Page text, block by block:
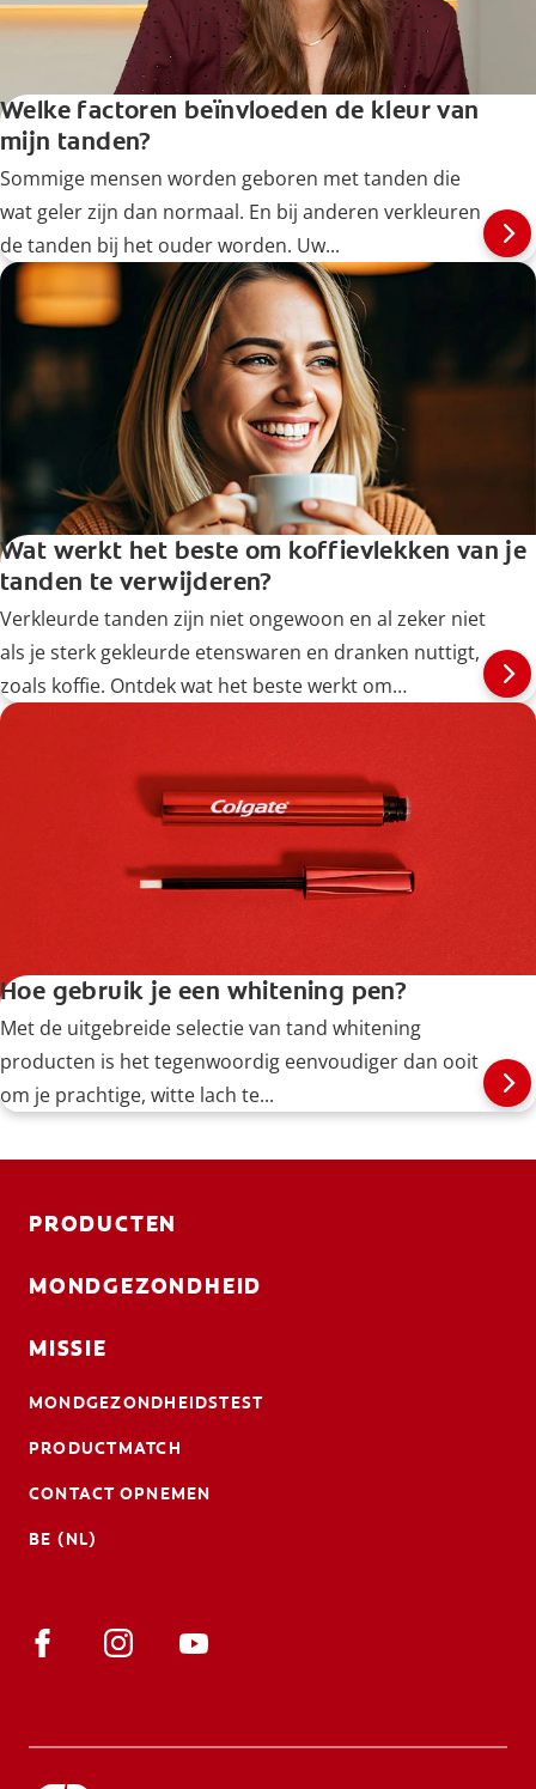
Welke factoren beïnvloeden de kleur van
mijn tanden?
Sommige mensen worden geboren met tanden die
wat geler zijn dan normaal. En bij anderen verkleuren
de tanden bij het ouder worden. Uw...
Wat werkt het beste om koffievlekken van je
tanden te verwijderen?
Verkleurde tanden zijn niet ongewoon en al zeker niet
als je sterk gekleurde etenswaren en dranken nuttigt,
zoals koffie. Ontdek wat het beste werkt om
koffievlekken van je tanden te verwijderen.
Hoe gebruik je een whitening pen?
Met de uitgebreide selectie van tand whitening
producten is het tegenwoordig eenvoudiger dan ooit
om je prachtige, witte lach te...
PRODUCTEN
MONDGEZONDHEID
MISSIE
MONDGEZONDHEIDSTEST
PRODUCTMATCH
CONTACT OPNEMEN
BE (NL)